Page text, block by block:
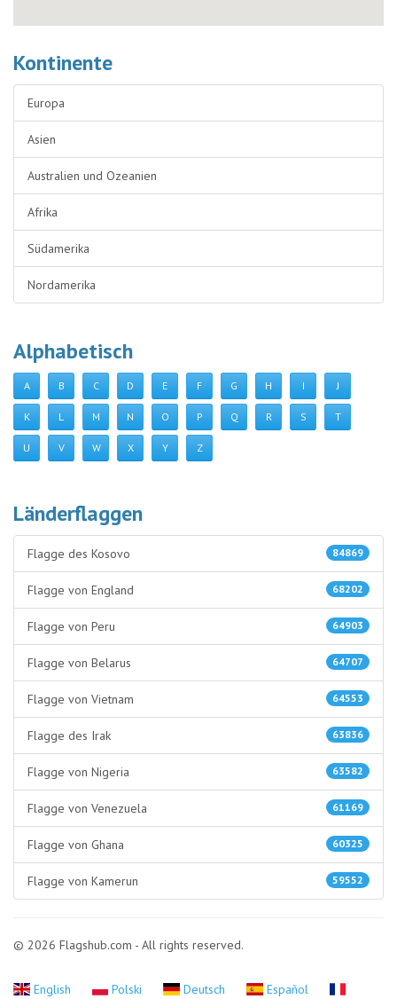
Kontinente
Europa
Asien
Australien und Ozeanien
Afrika
Südamerika
Nordamerika
Alphabetisch
A B C D E F G H I J
K L M N O P Q R S T
U V W X Y Z
Länderflaggen
84869
Flagge des Kosovo
68202
Flagge von England
64903
Flagge von Peru
64707
Flagge von Belarus
64553
Flagge von Vietnam
63836
Flagge des Irak
63582
Flagge von Nigeria
61169
Flagge von Venezuela
60325
Flagge von Ghana
59552
Flagge von Kamerun
© 2026 Flagshub.com - All rights reserved.
English Polski Deutsch
Español